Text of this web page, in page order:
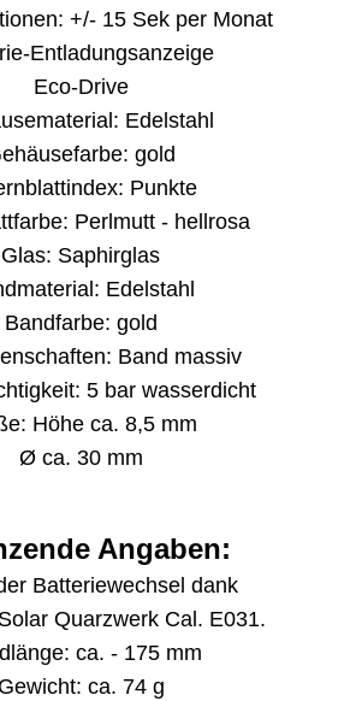
+/- 15 Sek per Monat
Entladungsanzeige
Eco-Drive
Edelstahl
gold
Punkte
Perlmutt - hellrosa
Glas: Saphirglas
Edelstahl
Bandfarbe: gold
Band massiv
5 bar wasserdicht
Höhe ca. 8,5 mm
Ø ca. 30 mm
Angaben:
Batteriewechsel dank
Quarzwerk Cal. E031.
ca. - 175 mm
Gewicht: ca. 74 g